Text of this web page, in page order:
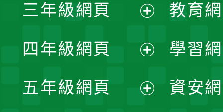
選
單
開
選
單
三年級網頁
開
選
四年級網頁
開
五年級網頁
教育
學習
資安